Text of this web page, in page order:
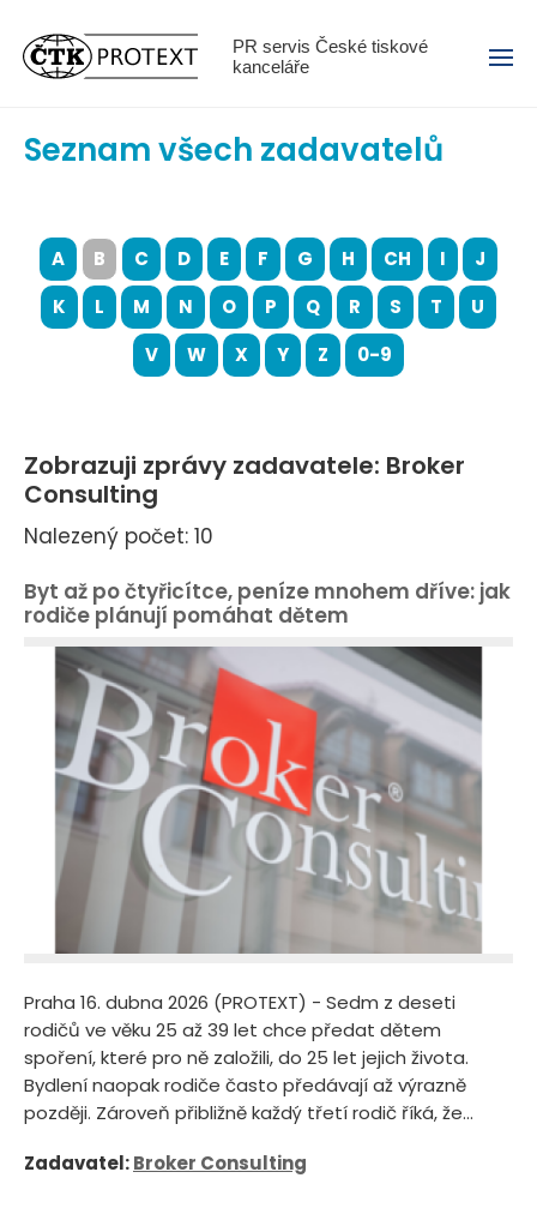
PR servis České tiskové
kanceláře
Menu
Seznam všech zadavatelů
A B C D E F G H CH I
J
K
L M N O P Q R S T
U
V
W X Y Z 0-9
Zobrazuji zprávy zadavatele: Broker
Consulting
Nalezený počet: 10
Byt až po čtyřicítce, peníze mnohem dříve: jak
rodiče plánují pomáhat dětem
Praha 16. dubna 2026 (PROTEXT) - Sedm z deseti
rodičů ve věku 25 až 39 let chce předat dětem
spoření, které pro ně založili, do 25 let jejich života.
Bydlení naopak rodiče často předávají až výrazně
později. Zároveň přibližně každý třetí rodič říká, že...
Zadavatel:Broker Consulting